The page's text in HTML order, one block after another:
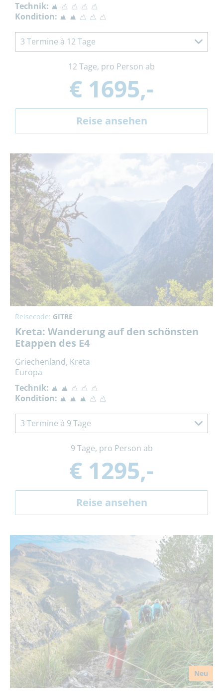
Technik:
Kondition:
3 Termine à 12 Tage
12 Tage, pro Person ab
€ 1695,-
Reise ansehen
Reisecode: GITRE
Kreta: Wanderung auf den schönsten
Etappen des E4
Griechenland, Kreta
Europa
Technik:
Kondition:
3 Termine à 9 Tage
9 Tage, pro Person ab
€ 1295,-
Reise ansehen
Neu